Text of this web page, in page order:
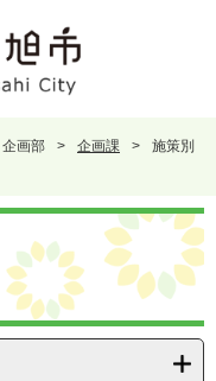
企画部 > 企画課 >
施策別